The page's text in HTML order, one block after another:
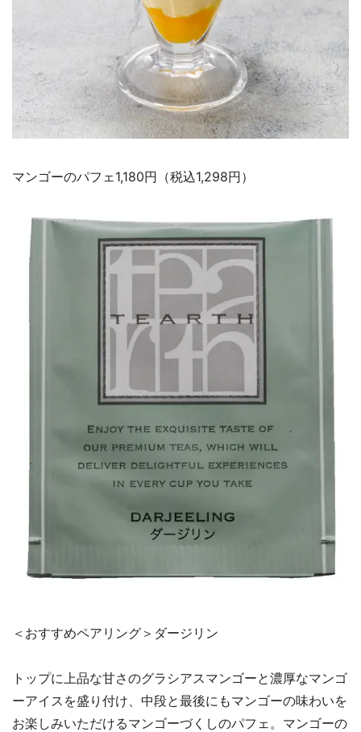
マンゴーのパフェ1,180円（税込1,298円）
＜おすすめペアリング＞ダージリン
トップに上品な甘さのグラシアスマンゴーと濃厚なマンゴ
ーアイスを盛り付け、中段と最後にもマンゴーの味わいを
お楽しみいただけるマンゴーづくしのパフェ。マンゴーの